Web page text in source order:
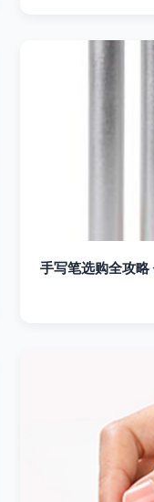
手写笔选购全攻